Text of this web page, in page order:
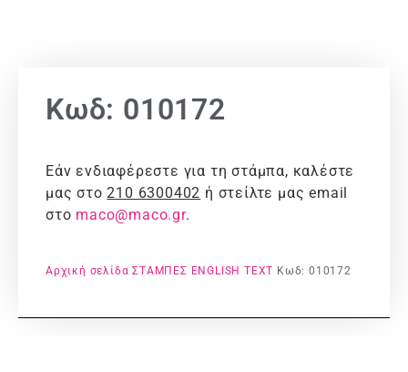
Κωδ: 010172
Εάν ενδιαφέρεστε για τη στάμπα, καλέστε
μας στο210 6300402 ή στείλτε μας email
στο maco@maco.gr.
Αρχική σελίδα ΣΤΑΜΠΕΣ ENGLISH TEXT Κωδ: 010172